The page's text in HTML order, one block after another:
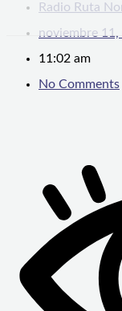
Radio Ruta
noviembre 11,
11:02 am
No Comments